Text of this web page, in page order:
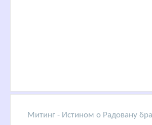
Митинг - Истином о Радовану